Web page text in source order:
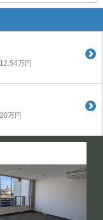
万円
万円